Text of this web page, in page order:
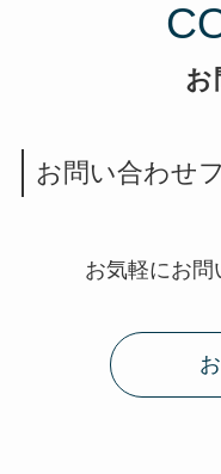
お
お問い合わせ
お気軽にお問